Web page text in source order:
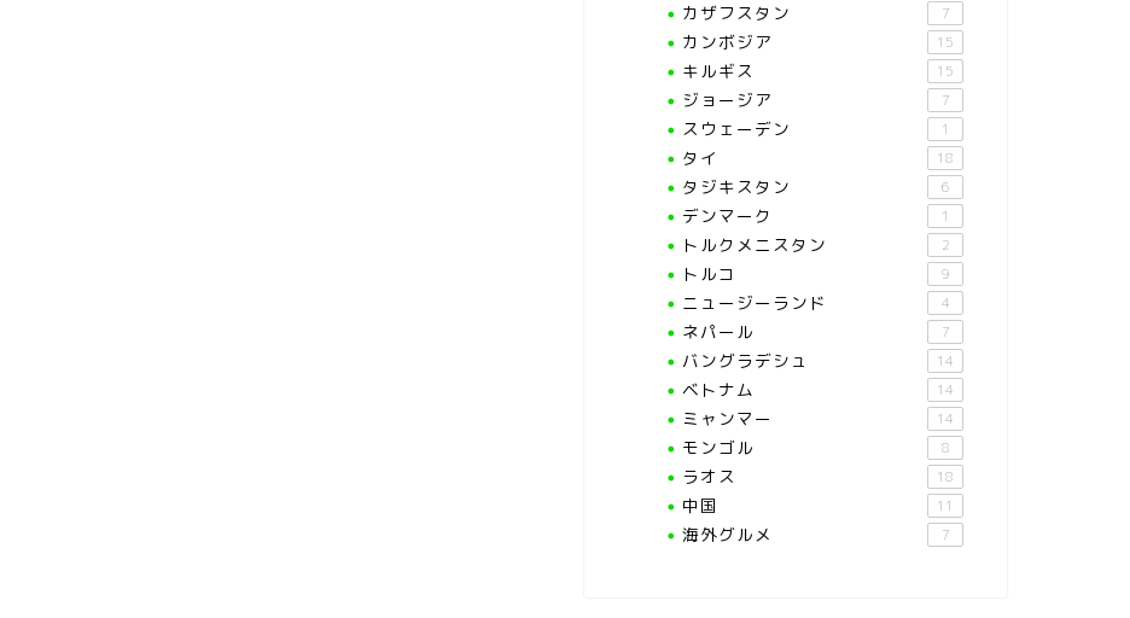
カザフスタン 7
カンボジア 15
キルギス 15
ジョージア 7
スウェーデン 1
タイ 18
タジキスタン 6
デンマーク 1
トルクメニスタン 2
トルコ 9
ニュージーランド 4
ネパール 7
バングラデシュ 14
ベトナム 14
ミャンマー 14
モンゴル 8
ラオス 18
中国 11
海外グルメ 7